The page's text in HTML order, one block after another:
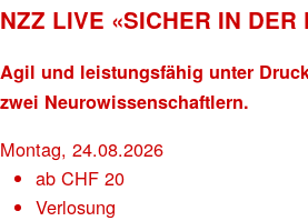
NZZ LIVE «SICHER IN DER
Agil und leistungsfähig unter
zwei Neurowissenschaftlern.
Montag, 24.08.2026
abCHF 20
Verlosung